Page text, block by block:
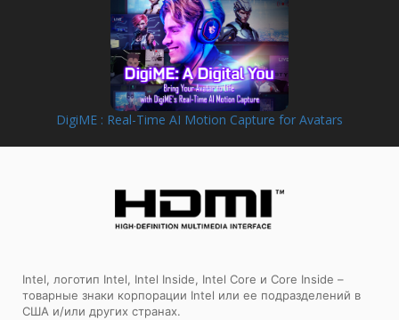
DigiME : Real-Time AI Motion Capture for Avatars
Intel, логотип Intel, Intel Inside, Intel Core и Core Inside –
товарные знаки корпорации Intel или ее подразделений в
США и/или других странах.